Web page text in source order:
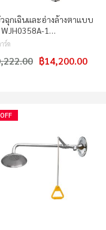
ฉุกเฉินและอ่างล้างตาแบบ
1…
ร์ด
฿14,200.00